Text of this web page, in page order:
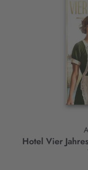
Hotel Vier